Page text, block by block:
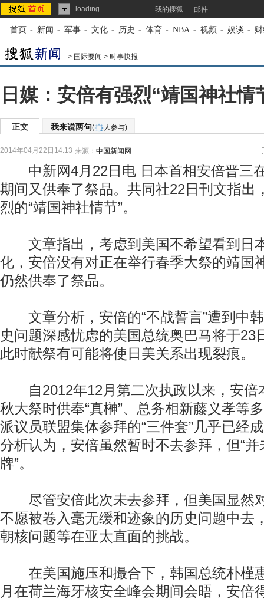
loading... 我的搜狐 邮件
首页 - 新闻 - 军事 - 文化 - 历史 - 体育 - NBA - 视频 - 娱谈 -
> 国际要闻 > 时事快报
日媒：安倍有强烈“靖国神社情
正文 我来说两句( 人参与)
2014年04月22日14:13 来源： 中国新闻网
中新网4月22日电 日本首相安倍晋三
期间又供奉了祭品。共同社22日刊文指出
烈的“靖国神社情节”。
文章指出，考虑到美国不希望看到日
化，安倍没有对正在举行春季大祭的靖国
仍然供奉了祭品。
文章分析，安倍的“不战誓言”遭到中
史问题深感忧虑的美国总统奥巴马将于23
此时献祭有可能将使日美关系出现裂痕。
自2012年12月第二次执政以来，安倍
秋大祭时供奉“真榊”、总务相新藤义孝等
派议员联盟集体参拜的“三件套”几乎已经
分析认为，安倍虽然暂时不去参拜，但“
牌”。
尽管安倍此次未去参拜，但美国显然
不愿被卷入毫无缓和迹象的历史问题中去
朝核问题等在亚太直面的挑战。
在美国施压和撮合下，韩国总统朴槿
月在荷兰海牙核安全峰会期间会晤，安倍